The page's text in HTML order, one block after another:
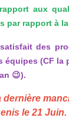
aux
par rapport à
des
équipes (CF la
😉).
le 21 Juin.